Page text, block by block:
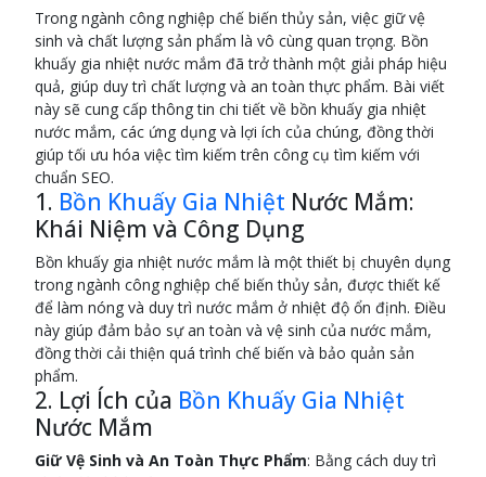
Trong ngành công nghiệp chế biến thủy sản, việc giữ vệ
sinh và chất lượng sản phẩm là vô cùng quan trọng. Bồn
khuấy gia nhiệt nước mắm đã trở thành một giải pháp hiệu
quả, giúp duy trì chất lượng và an toàn thực phẩm. Bài viết
này sẽ cung cấp thông tin chi tiết về bồn khuấy gia nhiệt
nước mắm, các ứng dụng và lợi ích của chúng, đồng thời
giúp tối ưu hóa việc tìm kiếm trên công cụ tìm kiếm với
chuẩn SEO.
1. Bồn Khuấy Gia Nhiệt Nước Mắm:
Khái Niệm và Công Dụng
Bồn khuấy gia nhiệt nước mắm là một thiết bị chuyên dụng
trong ngành công nghiệp chế biến thủy sản, được thiết kế
để làm nóng và duy trì nước mắm ở nhiệt độ ổn định. Điều
này giúp đảm bảo sự an toàn và vệ sinh của nước mắm,
đồng thời cải thiện quá trình chế biến và bảo quản sản
phẩm.
2. Lợi Ích của Bồn Khuấy Gia Nhiệt
Nước Mắm
Giữ Vệ Sinh và An Toàn Thực Phẩm: Bằng cách duy trì